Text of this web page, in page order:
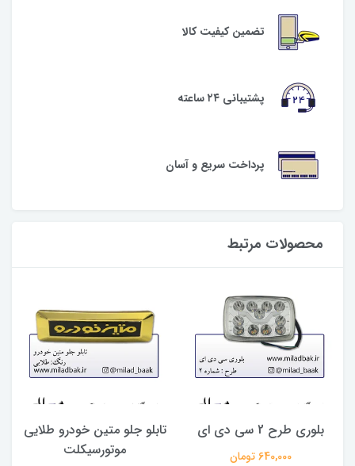
تضمین کیفیت کالا
پشتیبانی ۲۴ ساعته
پرداخت سریع و آسان
محصولات مرتبط
بلوری طرح 2 سی دی ای
640,000 تومان
تابلو جلو متین خودرو طلایی
موتورسیکلت